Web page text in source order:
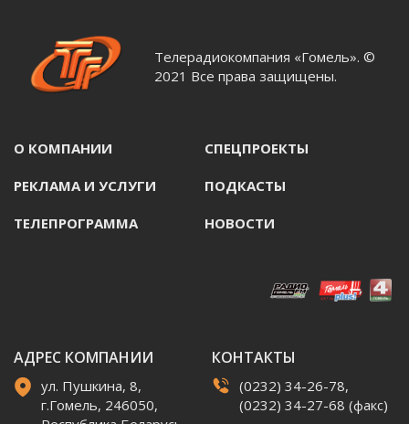
Телерадиокомпания «Гомель». ©
2021 Все права защищены.
О КОМПАНИИ СПЕЦПРОЕКТЫ
РЕКЛАМА И УСЛУГИ ПОДКАСТЫ
ТЕЛЕПРОГРАММА НОВОСТИ
АДРЕС КОМПАНИИ
ул. Пушкина, 8,
г.Гомель, 246050,
КОНТАКТЫ
(0232) 34-26-78,
(0232) 34-27-68 (факс)